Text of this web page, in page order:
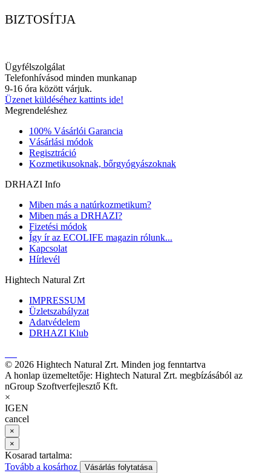
BIZTOSÍTJA
Ügyfélszolgálat
Telefonhívásod minden munkanap
9-16 óra között várjuk.
Üzenet küldéséhez kattints ide!
Megrendeléshez
100% Vásárlói Garancia
Vásárlási módok
Regisztráció
Kozmetikusoknak, bőrgyógyászoknak
DRHAZI Info
Miben más a natúrkozmetikum?
Miben más a DRHAZI?
Fizetési módok
Így ír az ECOLIFE magazin rólunk...
Kapcsolat
Hírlevél
Hightech Natural Zrt
IMPRESSUM
Üzletszabályzat
Adatvédelem
DRHAZI Klub
© 2026 Hightech Natural Zrt. Minden jog fenntartva
A honlap üzemeltetője: Hightech Natural Zrt. megbízásából az
nGroup Szoftverfejlesztő Kft.
×
IGEN
cancel
×
×
Kosarad tartalma:
Tovább a kosárhoz
Vásárlás folytatása